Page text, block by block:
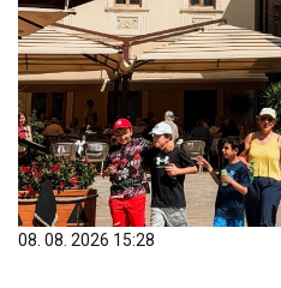
08. 08. 2026 15:28